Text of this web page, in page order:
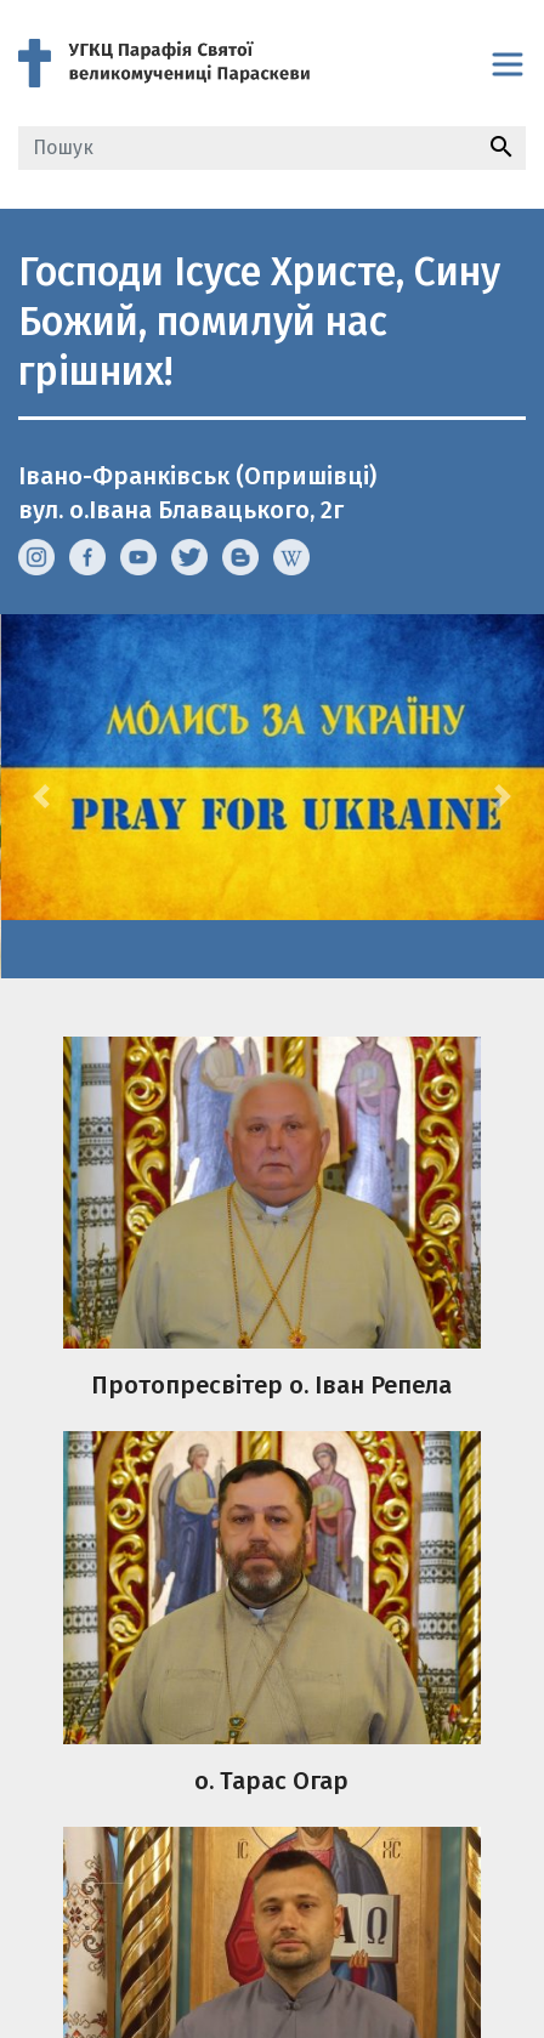
search
Господи Ісусе Христе, Сину
Божий, помилуй нас
грішних!
Івано-Франківськ (Опришівці)
вул. о.Івана Блавацького, 2г
Previous
Протопресвітер о. Іван Репела
о. Тарас Огар